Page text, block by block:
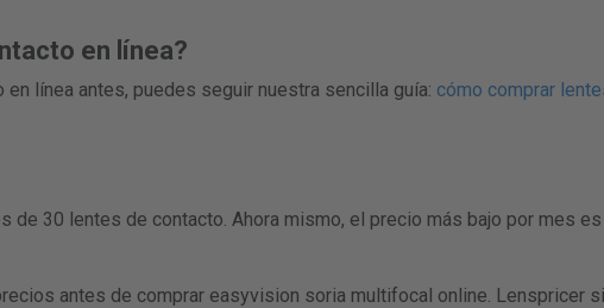
en línea?
línea antes, puedes seguir nuestra sencilla guía: cómo comprar
de 30 lentes de contacto. Ahora mismo, el precio más bajo por mes
antes de comprar easyvision soria multifocal online. Lenspricer